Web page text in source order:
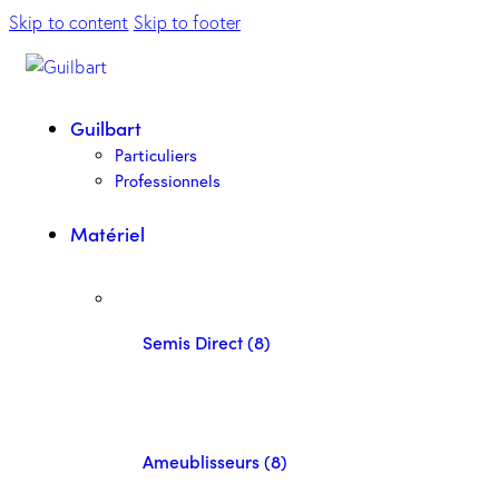
Skip to content Skip to footer
Guilbart
Particuliers
Professionnels
Matériel
Semis Direct (8)
Ameublisseurs (8)